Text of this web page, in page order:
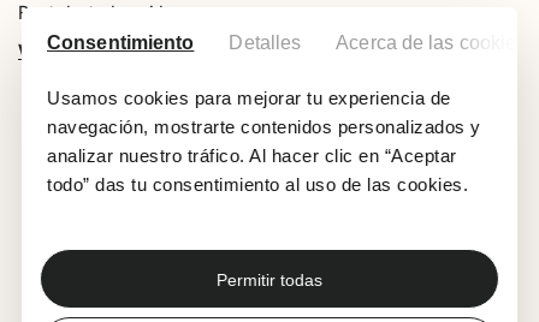
Consentimiento Detalles Acerca de las cookies
Usamos cookies para mejorar tu experiencia de
navegación, mostrarte contenidos personalizados y
analizar nuestro tráfico. Al hacer clic en “Aceptar
todo” das tu consentimiento al uso de las cookies.
Permitir todas
Partekatu berri hau:
WhatsappFacebookX
AZKEN BERRIAK